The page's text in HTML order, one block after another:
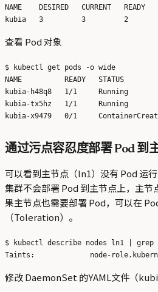
NAME    DESIRED   CURRENT   READY
查看 Pod 对象
$ kubectl get pods -o wide
NAME          READY   STATUS
kubia-h48q8   1/1     Running
kubia-tx5hz   1/1     Running
通过污点容忍度部署 Pod 到
可以看到主节点（ln1）没有 Pod 运
集群不会部署 Pod 到主节点上，主
果主节点也需要部署 Pod，可以在
（Toleration）。
$ kubectl describe nodes ln1 | grep
修改 DaemonSet 的YAML文件（